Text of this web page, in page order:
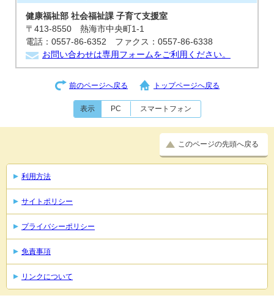
健康福祉部 社会福祉課 子育て支援室
〒413-8550 熱海市中央町1-1
電話：0557-86-6352 ファクス：0557-86-6338
お問い合わせは専用フォームをご利用ください。
前のページへ戻る トップページへ戻る
表示 PC スマートフォン
このページの先頭へ戻る
利用方法
サイトポリシー
プライバシーポリシー
免責事項
リンクについて